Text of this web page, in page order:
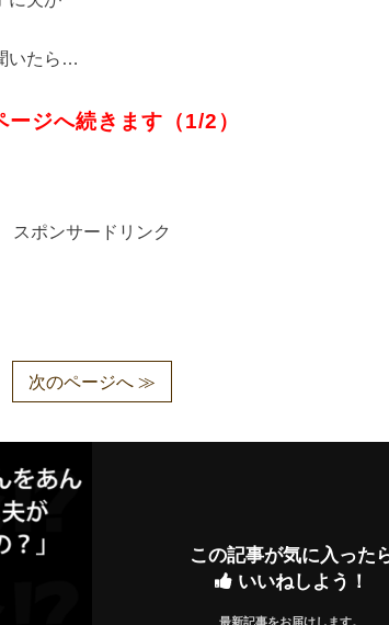
いたら…
ージへ続きます（1/2）
スポンサードリンク
次のページへ ≫
この記事が気に入った
いいねしよう！
最新記事をお届けします。